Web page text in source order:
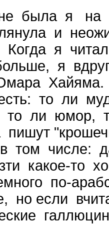
была я на
и
Когда я
я
то ли
то ли
пишут
том числе:
какое-то
по-
но если